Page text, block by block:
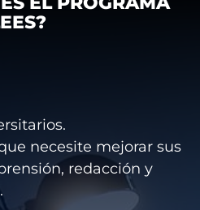
necesite mejorar sus
redacción y